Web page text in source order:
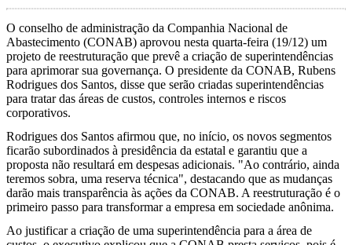
O conselho de administração da Companhia Nacional de
Abastecimento (CONAB) aprovou nesta quarta-feira (19/12) um
projeto de reestruturação que prevê a criação de superintendências
para aprimorar sua governança. O presidente da CONAB, Rubens
Rodrigues dos Santos, disse que serão criadas superintendências
para tratar das áreas de custos, controles internos e riscos
corporativos.
Rodrigues dos Santos afirmou que, no início, os novos segmentos
ficarão subordinados à presidência da estatal e garantiu que a
proposta não resultará em despesas adicionais. "Ao contrário, ainda
teremos sobra, uma reserva técnica", destacando que as mudanças
darão mais transparência às ações da CONAB. A reestruturação é o
primeiro passo para transformar a empresa em sociedade anônima.
Ao justificar a criação de uma superintendência para a área de